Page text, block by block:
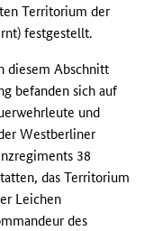
Territorium der
festgestellt.
diesem Abschnitt
befanden sich auf
und
Westberliner
38
das Territorium
Leichen
des